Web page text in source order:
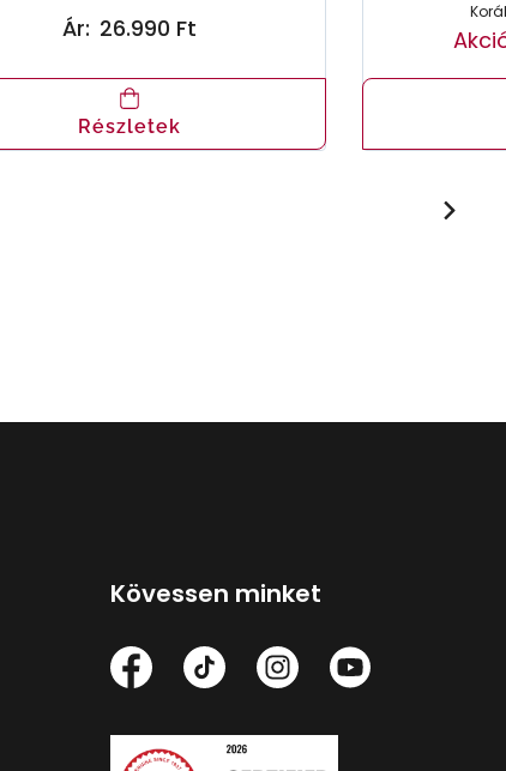
Ár: 26.990 Ft
Részletek
Kövessen minket